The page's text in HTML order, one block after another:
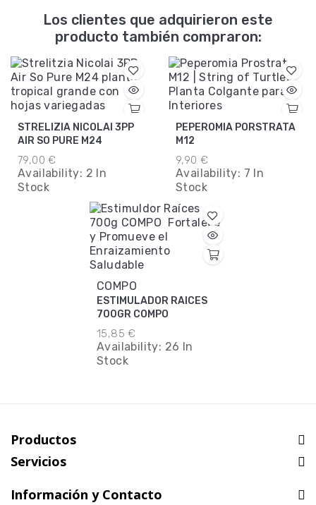
Los clientes que adquirieron este
producto también compraron:
STRELIZIA NICOLAI 3PP
AIR SO PURE M24
79,00 €
Availability: 2 In
Stock
PEPEROMIA PORSTRATA
M12
9,90 €
Availability: 7 In
Stock
COMPO
ESTIMULADOR RAICES
700GR COMPO
15,85 €
Availability: 26 In
Stock
Productos
Servicios
Información y Contacto